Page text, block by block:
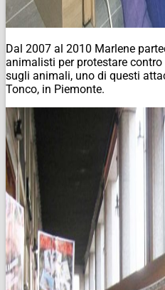
Dal 2007 al 2010 Marlene
animalisti per protestare
sugli animali, uno di questi
Tonco, in Piemonte.